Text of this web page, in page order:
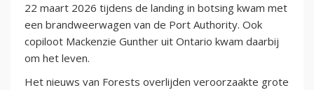
22 maart 2026 tijdens de landing in botsing kwam met
een brandweerwagen van de Port Authority. Ook
copiloot Mackenzie Gunther uit Ontario kwam daarbij
om het leven.
Het nieuws van Forests overlijden veroorzaakte grote